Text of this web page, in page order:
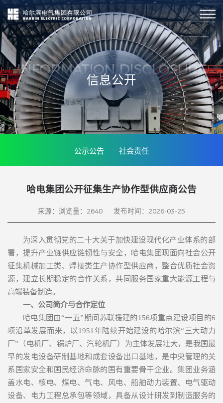
INFORMATION DISCLOSURE
信息公开
公示公告 社会责任
哈电集团公开征集生产协作型供应商公告
来源： 浏览量： 2640 发布时间：2026-03-25
为深入贯彻党的二十大关于加快建设现代化产业体系的部
署，提升产业链供应链韧性与安全，哈电集团现面向社会公开
征集机械加工类、焊接类生产协作型供应商，整合优质社会资
源，建立长期稳定的合作关系，共同服务国家重大能源工程与
高端装备制造。
一、公司简介与合作定位
哈电集团由“一五”期间苏联援建的156项重点建设项目的6
项沿革发展而来，以1951年陆续开始建设的哈尔滨“三大动力
厂”（电机厂、锅炉厂、汽轮机厂）为主体发展壮大，是我国最
早的发电设备研制基地和成套设备出口基地，是中央管理的关
系国家安全和国民经济命脉的国有重要骨干企业。集团业务涵
盖水电、核电、煤电、气电、风电、船舶动力装置、电气驱动
设备、电力工程总承包等领域，具备从设计研发到制造服务的